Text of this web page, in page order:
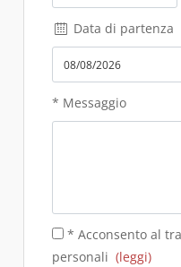
Data di partenza
* Messaggio
* Acconsento al
personali (leggi)